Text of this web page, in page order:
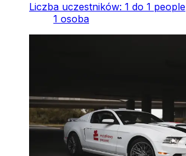
Liczba uczestników: 1 do 1 people
1 osoba